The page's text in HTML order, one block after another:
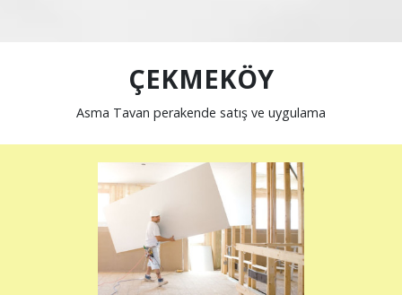
ÇEKMEKÖY
Asma Tavan perakende satış ve uygulama